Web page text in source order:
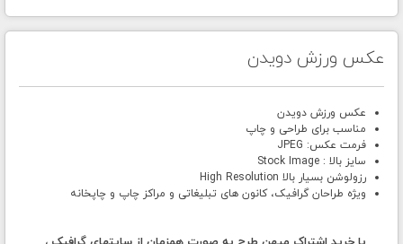
عکس ورزش دویدن
عکس ورزش دویدن
مناسب برای طراحی و چاپ
فرمت عکس: JPEG
سایز بالا : Stock Image
رزولوشن بسیار بالا High Resolution
ویژه طراحان گرافیک، کانون های تبلیغاتی و مراکز چاپ و چاپخانه